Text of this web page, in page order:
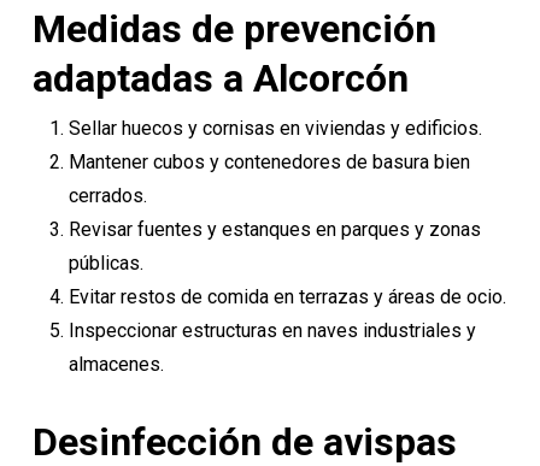
Medidas de prevención
adaptadas a Alcorcón
Sellar huecos y cornisas en viviendas y edificios.
Mantener cubos y contenedores de basura bien
cerrados.
Revisar fuentes y estanques en parques y zonas
públicas.
Evitar restos de comida en terrazas y áreas de ocio.
Inspeccionar estructuras en naves industriales y
almacenes.
Desinfección de avispas